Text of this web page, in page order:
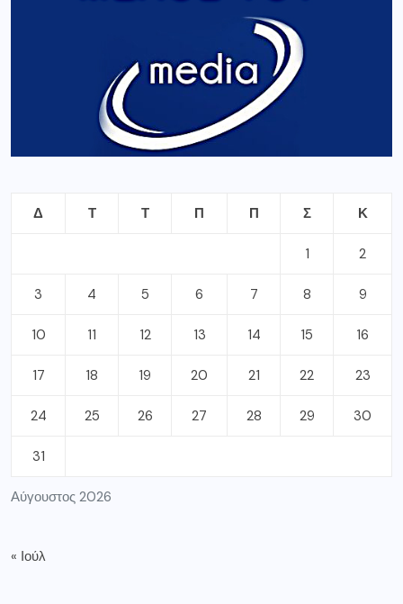
Αύγουστος 2026
Δ Τ Τ Π Π Σ Κ
1 2
3 4 5 6 7 8 9
10 11 12 13 14 15 16
17 18 19 20 21 22 23
24 25 26 27 28 29 30
31
« Ιούλ